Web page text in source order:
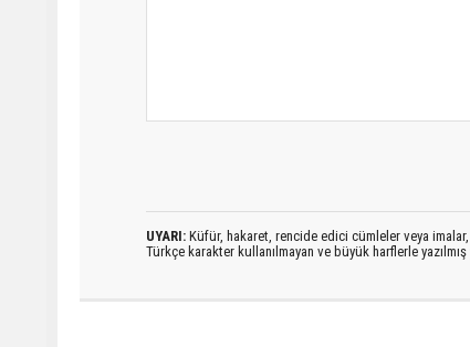
UYARI: Küfür, hakaret, rencide edici cümleler veya imalar,
Türkçe karakter kullanılmayan ve büyük harflerle